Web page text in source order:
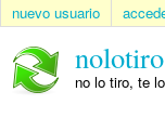
nuevo usuario
no lo tiro, te